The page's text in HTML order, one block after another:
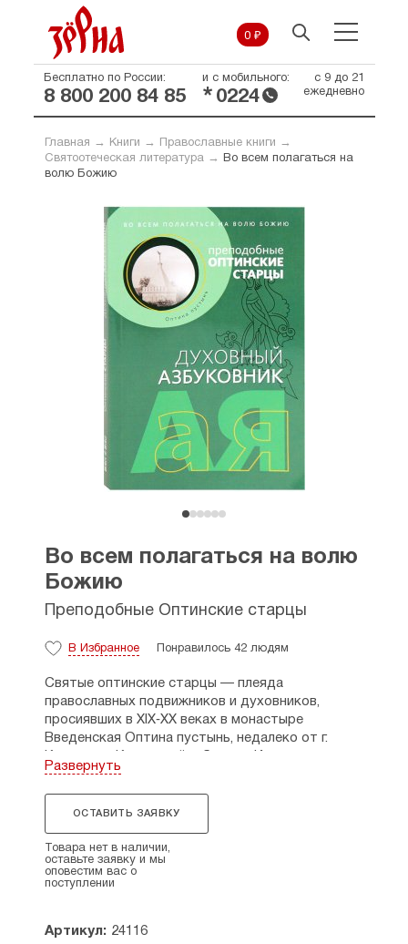
0 ₽
Бесплатно по России:
8 800 200 84 85
и с мобильного:
* 0224
с 9 до 21
ежедневно
Главная → Книги → Православные книги →
Святоотеческая литература→
Во всем полагаться на
волю Божию
Во всем полагаться на волю
Божию
Преподобные Оптинские старцы
В Избранное Понравилось 42 людям
Святые оптинские старцы — плеяда
православных подвижников и духовников,
просиявших в XIX‑XX веках в монастыре
Введенская Оптина пустынь, недалеко от г.
в поколение, от учителя к ученику передавали
оптинские старцы опыт молитвы, покаяния
и духовного рассуждения. Тысячи простых
людей, дворянство и интеллигенция стекались
в Оптину за духовным окормлением.
Переоценить вклад оптинских старцев
в возрождение духовного смысла Православия
Развернуть
ОСТАВИТЬ ЗАЯВКУ
Товара нет в наличии,
оставьте заявку и мы
оповестим вас о
поступлении
Артикул: 24116